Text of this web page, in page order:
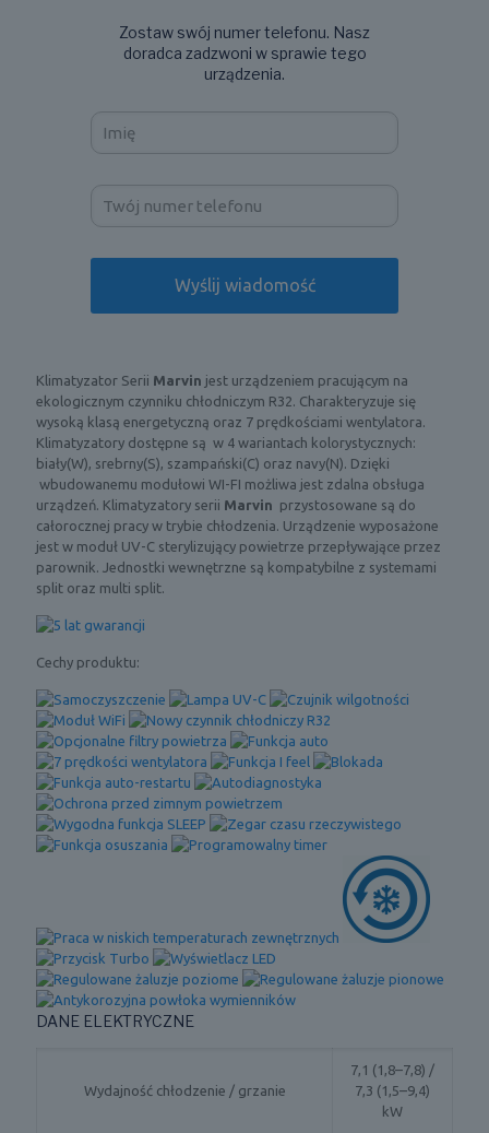
Zostaw swój numer telefonu. Nasz
doradca zadzwoni w sprawie tego
urządzenia.
Klimatyzator Serii Marvin jest urządzeniem pracującym na
ekologicznym czynniku chłodniczym R32. Charakteryzuje się
wysoką klasą energetyczną oraz 7 prędkościami wentylatora.
Klimatyzatory dostępne są w 4 wariantach kolorystycznych:
biały(W), srebrny(S), szampański(C) oraz navy(N). Dzięki
wbudowanemu modułowi WI-FI możliwa jest zdalna obsługa
urządzeń. Klimatyzatory serii Marvin przystosowane są do
całorocznej pracy w trybie chłodzenia. Urządzenie wyposażone
jest w moduł UV-C sterylizujący powietrze przepływające przez
parownik. Jednostki wewnętrzne są kompatybilne z systemami
split oraz multi split.
Cechy produktu:
DANE ELEKTRYCZNE
Wydajność chłodzenie / grzanie
7,1 (1,8–7,8) /
7,3 (1,5–9,4)
kW